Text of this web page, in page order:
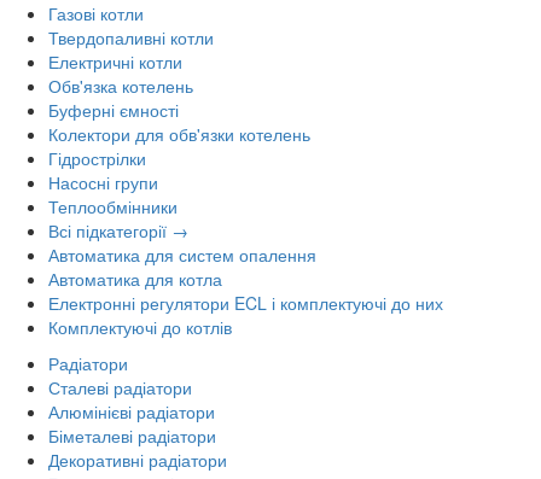
Газові котли
Твердопаливні котли
Електричні котли
Обв'язка котелень
Буферні ємності
Колектори для обв'язки котелень
Гідрострілки
Насосні групи
Теплообмінники
Всі підкатегорії →
Автоматика для систем опалення
Автоматика для котла
Електронні регулятори ECL і комплектуючі до них
Комплектуючі до котлів
Радіатори
Сталеві радіатори
Алюмінієві радіатори
Біметалеві радіатори
Декоративні радіатори